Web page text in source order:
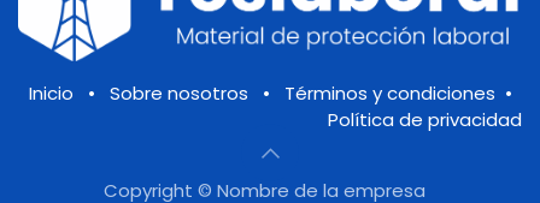
Inicio • Sobre nosotros • Términos y condiciones •
Política de privacidad
Copyright © Nombre de la empresa